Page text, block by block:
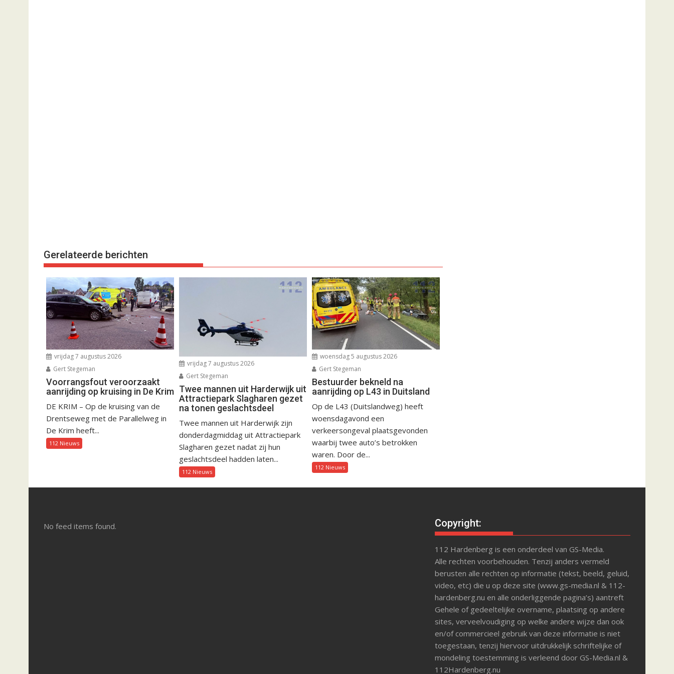
Gerelateerde berichten
vrijdag 7 augustus 2026
Gert Stegeman
Voorrangsfout veroorzaakt
aanrijding op kruising in De Krim
DE KRIM – Op de kruising van de
Drentseweg met de Parallelweg in
De Krim heeft...
112 Nieuws
vrijdag 7 augustus 2026
Gert Stegeman
Twee mannen uit Harderwijk uit
Attractiepark Slagharen gezet
na tonen geslachtsdeel
Twee mannen uit Harderwijk zijn
donderdagmiddag uit Attractiepark
Slagharen gezet nadat zij hun
geslachtsdeel hadden laten...
112 Nieuws
woensdag 5 augustus 2026
Gert Stegeman
Bestuurder bekneld na
aanrijding op L43 in Duitsland
Op de L43 (Duitslandweg) heeft
woensdagavond een
verkeersongeval plaatsgevonden
waarbij twee auto’s betrokken
waren. Door de...
112 Nieuws
No feed items found. Copyright:
112 Hardenberg is een onderdeel van GS-Media.
Alle rechten voorbehouden. Tenzij anders vermeld
berusten alle rechten op informatie (tekst, beeld, geluid,
video, etc) die u op deze site (www.gs-media.nl & 112-
hardenberg.nu en alle onderliggende pagina’s) aantreft
Gehele of gedeeltelijke overname, plaatsing op andere
sites, verveelvoudiging op welke andere wijze dan ook
en/of commercieel gebruik van deze informatie is niet
toegestaan, tenzij hiervoor uitdrukkelijk schriftelijke of
mondeling toestemming is verleend door GS-Media.nl &
112Hardenberg.nu